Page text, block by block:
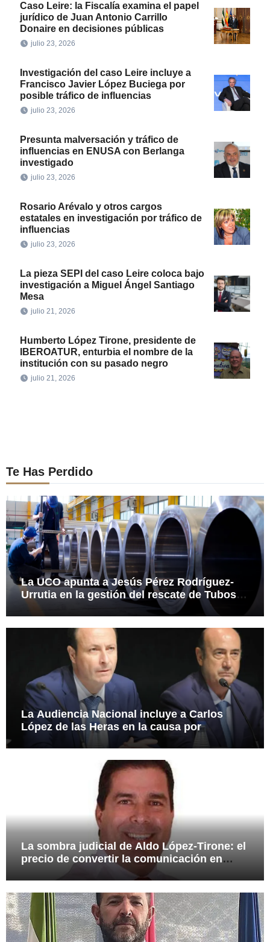
Caso Leire: la Fiscalía examina el papel
jurídico de Juan Antonio Carrillo
Donaire en decisiones públicas
julio 23, 2026
Investigación del caso Leire incluye a
Francisco Javier López Buciega por
posible tráfico de influencias
julio 23, 2026
Presunta malversación y tráfico de
influencias en ENUSA con Berlanga
investigado
julio 23, 2026
Rosario Arévalo y otros cargos
estatales en investigación por tráfico de
influencias
julio 23, 2026
La pieza SEPI del caso Leire coloca bajo
investigación a Miguel Ángel Santiago
Mesa
julio 21, 2026
Humberto López Tirone, presidente de
IBEROATUR, enturbia el nombre de la
institución con su pasado negro
julio 21, 2026
Te Has Perdido
La UCO apunta a Jesús Pérez Rodríguez-
Urrutia en la gestión del rescate de Tubos
Reunidos
La Audiencia Nacional incluye a Carlos
López de las Heras en la causa por
presuntas irregularidades en el rescate de
112,8 millones a Tubos Reunidos
La sombra judicial de Aldo López-Tirone: el
precio de convertir la comunicación en